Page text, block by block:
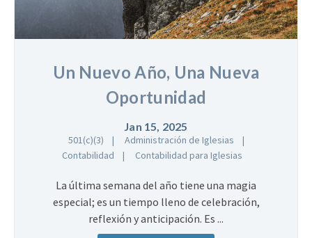
Un Nuevo Año, Una Nueva
Oportunidad
Jan 15, 2025
501(c)(3)
Administración de Iglesias
Contabilidad
Contabilidad para Iglesias
La última semana del año tiene una magia
especial; es un tiempo lleno de celebración,
reflexión y anticipación. Es ...